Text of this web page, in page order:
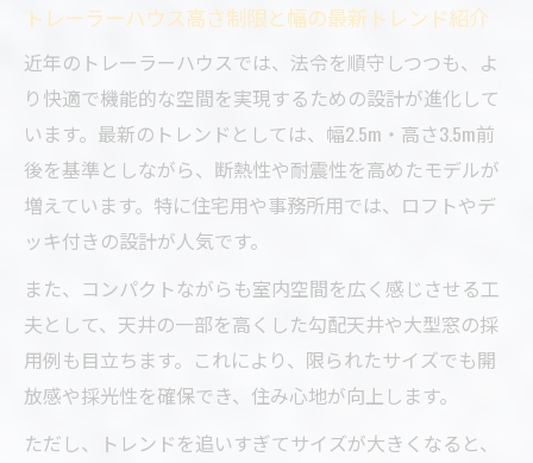
トレーラーハウス高さ制限と幅の最新トレンド紹介
近年のトレーラーハウスでは、法令を順守しつつも、よ
り快適で機能的な空間を実現するための設計が進化して
います。最新のトレンドとしては、幅2.5m・高さ3.5m前
後を基準としながら、断熱性や耐震性を高めたモデルが
増えています。特に住宅用や事務所用では、ロフトやデ
ッキ付きの設計が人気です。
また、コンパクトながらも室内空間を広く感じさせる工
夫として、天井の一部を高くした勾配天井や大型窓の採
用例も目立ちます。これにより、限られたサイズでも開
放感や採光性を確保でき、住み心地が向上します。
ただし、トレンドを追いすぎてサイズが大きくなると、